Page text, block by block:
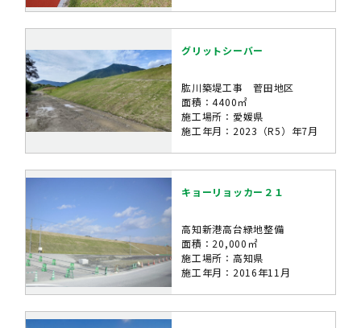
グリットシーバー
肱川築堤工事 菅田地区
面積：4400㎡
施工場所：愛媛県
施工年月：2023（R5）年7月
キョーリョッカー２１
高知新港高台緑地整備
面積：20,000㎡
施工場所：高知県
施工年月：2016年11月